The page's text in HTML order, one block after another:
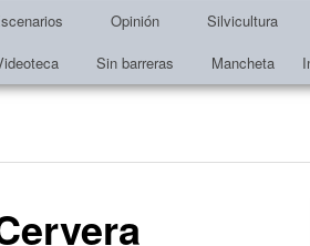
Opinión Silvicultura
Sin barreras Mancheta